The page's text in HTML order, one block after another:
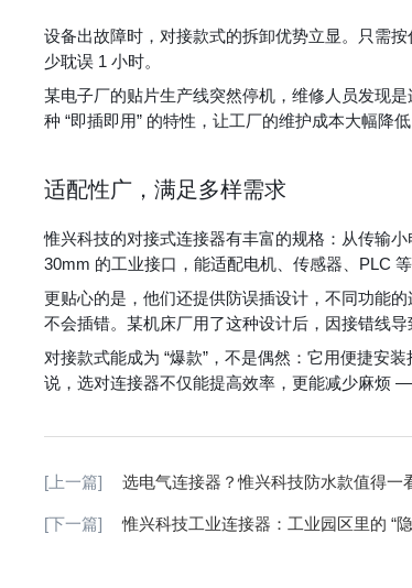
设备出故障时，对接款式的拆卸优势立显。只需
少耽误 1 小时。
某电子厂的贴片生产线突然停机，维修人员发现
种 “即插即用” 的特性，让工厂的维护成本大幅降低
适配性广，满足多样需求
惟兴科技的对接式连接器有丰富的规格：从传输
30mm 的工业接口，能适配电机、传感器、PLC
更贴心的是，他们还提供防误插设计，不同功能
不会插错。某机床厂用了这种设计后，因接错线导
对接款式能成为 “爆款”，不是偶然：它用便捷安
说，选对连接器不仅能提高效率，更能减少麻烦
[上一篇] 选电气连接器？惟兴科技防水款值得一
[下一篇] 惟兴科技工业连接器：工业园区里的 “